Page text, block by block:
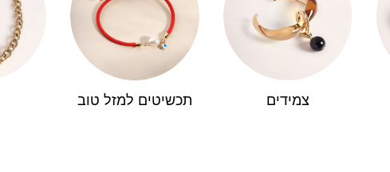
צמידים תכשיטים למזל טוב